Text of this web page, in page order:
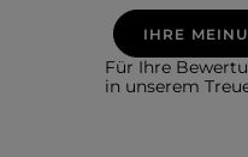
IHRE
Für Ihre
in unserem